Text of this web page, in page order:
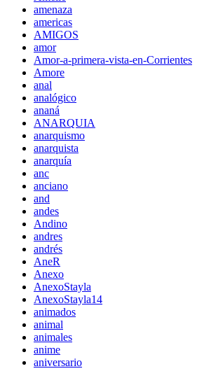
amenaza
americas
AMIGOS
amor
Amor-a-primera-vista-en-Corrientes
Amore
anal
analógico
ananá
ANARQUIA
anarquismo
anarquista
anarquía
anc
anciano
and
andes
Andino
andres
andrés
AneR
Anexo
AnexoStayla
AnexoStayla14
animados
animal
animales
anime
aniversario